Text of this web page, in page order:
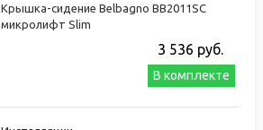
Крышка-сидение Belbagno BB2011SC
микролифт Slim
3 536 руб.
В комплекте